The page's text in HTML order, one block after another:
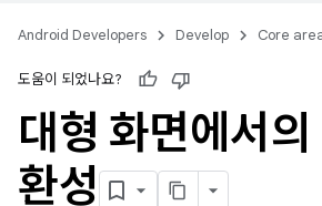
Android Developers Develop Core
도움이 되었나요?
대형 화면에서
환성